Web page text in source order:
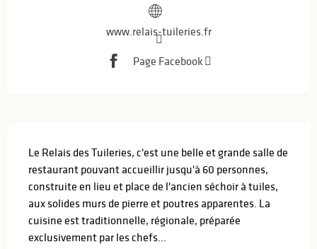
www.relais-tuileries.fr
Page Facebook
Le Relais des Tuileries, c'est une belle et grande salle de
restaurant pouvant accueillir jusqu'à 60 personnes,
construite en lieu et place de l'ancien séchoir à tuiles,
aux solides murs de pierre et poutres apparentes. La
cuisine est traditionnelle, régionale, préparée
exclusivement par les chefs...